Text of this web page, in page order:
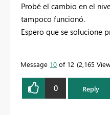
Probé el cambio en el
tampoco funcionó.
Espero que se solucione
Message 10 of 12 2,165
0 Reply